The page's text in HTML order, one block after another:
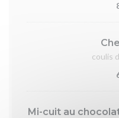
coulis
Mi-cuit au